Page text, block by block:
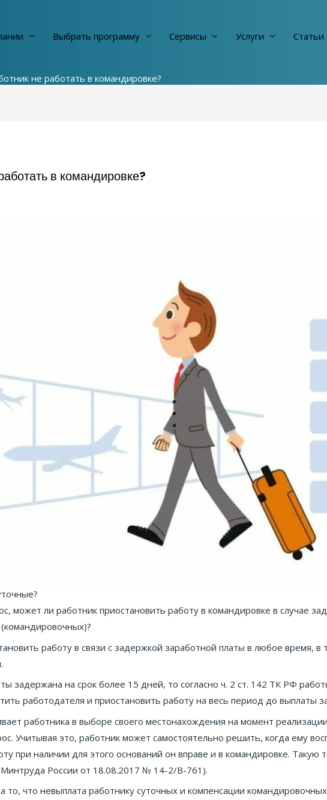
Выбрать программу Сервисы Услуги Cтатьи
не работать в командировке?
в командировке?
может ли работник приостановить работу в командировке в случае
работу в связи с задержкой заработной платы в любое время, в
задержана на срок более 15 дней, то согласно ч. 2 ст. 142 ТК РФ
работодателя и приостановить работу на весь период до выплаты
работника в выборе своего местонахождения на момент
Учитывая это, работник может самостоятельно решить, когда ему
при наличии для этого оснований он вправе и в командировке. Такую
России от 18.08.2017 № 14-2/В-761).
что невыплата работнику суточных и компенсации